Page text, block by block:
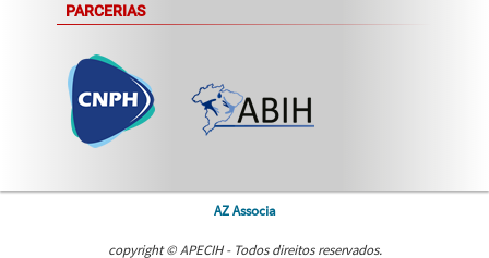
PARCERIAS
AZ Associa
copyright © APECIH - Todos direitos reservados.